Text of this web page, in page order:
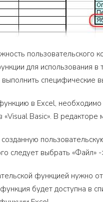
пользовательского
для использования
специфические
в Excel,
Basic». В
следует выбрать «Файл»
функцией нужно
будет доступна в